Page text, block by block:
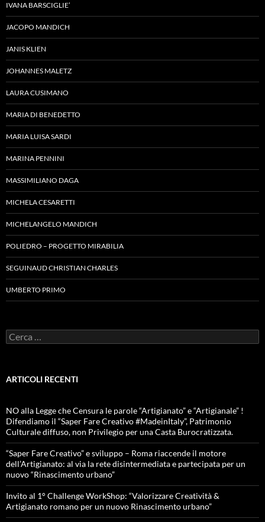
IVANA BARSCIGLIE’
JACOPO MANDICH
JANIS KLIEN
JOHANNES MALETZ
LAURA CUSIMANO
MARIA DI BENEDETTO
MARIA LUISA SARDI
MARINA PENNINI
MASSIMILIANO DAGA
MICHELA CESARETTI
MICHELANGELO MANDICH
POLIEDRO – PROGETTO MIRABILIA
SEGUINAUD CHRISTIAN CHARLES
UMBERTO PRIMO
Ricerca
per:
ARTICOLI RECENTI
NO alla Legge che Censura le parole “Artigianato” e “Artigianale” !
Difendiamo il “Saper Fare Creativo #MadeinItaly”, Patrimonio
Culturale diffuso, non Privilegio per una Casta Burocratizzata.
“Saper Fare Creativo” e sviluppo – Roma riaccende il motore
dell’Artigianato: al via la rete disintermediata e partecipata per un
nuovo “Rinascimento urbano”
Invito al 1° Challenge WorkShop: “Valorizzare Creatività &
Artigianato romano per un nuovo Rinascimento urbano”